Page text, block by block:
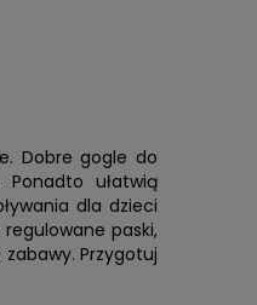
Dobre gogle do
Ponadto ułatwią
dla dzieci
paski,
Przygotuj